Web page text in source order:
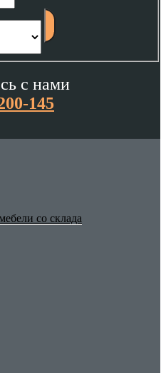
с нами
145
со склада